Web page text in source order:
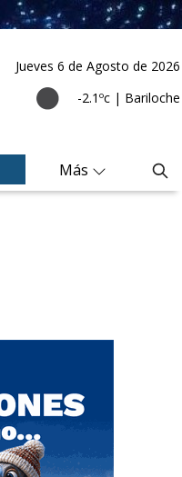
Jueves 6 de Agosto de 2026
-2.1ºc | Bariloche
Más